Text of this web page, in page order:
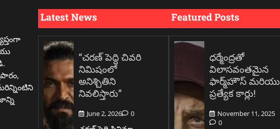
Latest News
“చరణ్ పెద్ది చివరి
నిమిషంలో
అనిశ్చితిని
నివలిస్తారు”
June 2, 2026 0
Featured Posts
ధర్మేంద్రతో
విలాసవంతమైన
ఫార్మ్‌హౌస్ మరియు
ప్రత్యేక కార్లు!
November 11, 2025
0